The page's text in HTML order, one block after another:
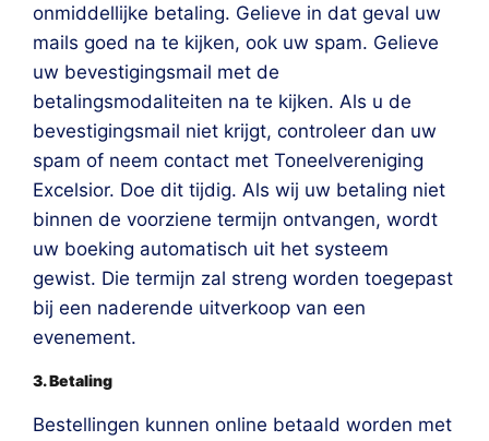
onmiddellijke betaling. Gelieve in dat geval uw
mails goed na te kijken, ook uw spam. Gelieve
uw bevestigingsmail met de
betalingsmodaliteiten na te kijken. Als u de
bevestigingsmail niet krijgt, controleer dan uw
spam of neem contact met Toneelvereniging
Excelsior. Doe dit tijdig. Als wij uw betaling niet
binnen de voorziene termijn ontvangen, wordt
uw boeking automatisch uit het systeem
gewist. Die termijn zal streng worden toegepast
bij een naderende uitverkoop van een
evenement.
3. Betaling
Bestellingen kunnen online betaald worden met